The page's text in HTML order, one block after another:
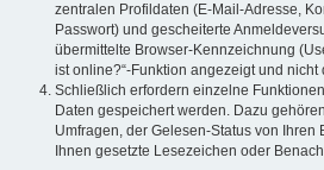
zentralen Profildaten (E-Mail-Adresse,
Passwort) und gescheiterte
übermittelte Browser-Kennzeichnung
ist online?“-Funktion angezeigt und
Schließlich erfordern einzelne
Daten gespeichert werden. Dazu
Umfragen, der Gelesen-Status von Ihren
Ihnen gesetzte Lesezeichen oder